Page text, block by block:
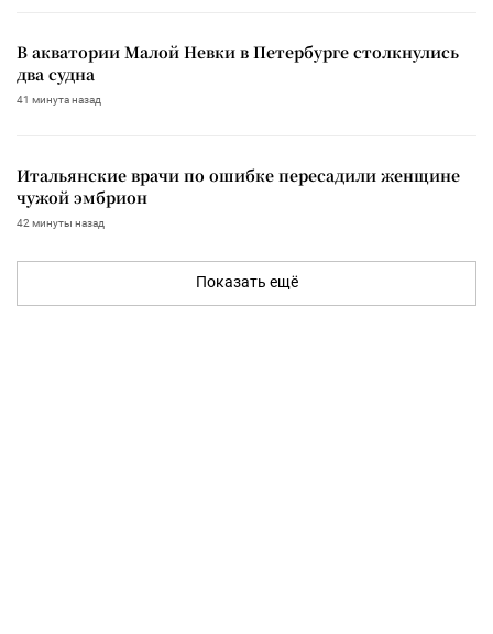
В акватории Малой Невки в Петербурге столкнулись
два судна
41 минута назад
Итальянские врачи по ошибке пересадили женщине
чужой эмбрион
42 минуты назад
Показать ещё